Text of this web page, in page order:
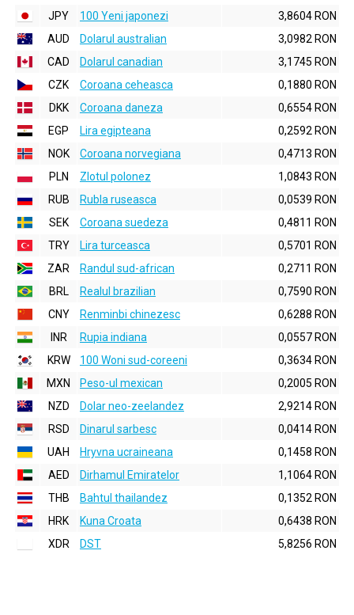
JPY
100 Yeni japonezi
3,8604 RON
AUD
Dolarul australian
3,0982 RON
CAD
Dolarul canadian
3,1745 RON
CZK
Coroana ceheasca
0,1880 RON
DKK
Coroana daneza
0,6554 RON
EGP
Lira egipteana
0,2592 RON
NOK
Coroana norvegiana
0,4713 RON
PLN
Zlotul polonez
1,0843 RON
RUB
Rubla ruseasca
0,0539 RON
SEK
Coroana suedeza
0,4811 RON
TRY
Lira turceasca
0,5701 RON
ZAR
Randul sud-african
0,2711 RON
BRL
Realul brazilian
0,7590 RON
CNY
Renminbi chinezesc
0,6288 RON
INR
Rupia indiana
0,0557 RON
KRW
100 Woni sud-coreeni
0,3634 RON
MXN
Peso-ul mexican
0,2005 RON
NZD
Dolar neo-zeelandez
2,9214 RON
RSD
Dinarul sarbesc
0,0414 RON
UAH
Hryvna ucraineana
0,1458 RON
AED
Dirhamul Emiratelor
1,1064 RON
THB
Bahtul thailandez
0,1352 RON
HRK
Kuna Croata
0,6438 RON
XDR
DST 5,8256 RON